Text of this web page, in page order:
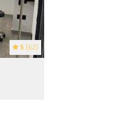
5 (62)